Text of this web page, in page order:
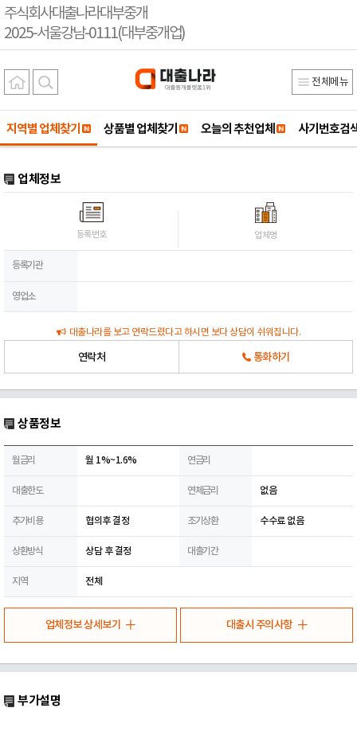
주식회사대출나라대부중개
2025-서울강남-0111(대부중개업)
전체메뉴
지역별 업체찾기 상품별 업체찾기 오늘의 추천업체 사기번호검
업체정보
등록번호 업체명
등록기관
영업소
대출나라를 보고 연락드렸다고 하시면 보다 상담이 쉬워집니다.
연락처 통화하기
상품정보
월금리 월 1%~1.6% 연금리
대출한도 연체금리 없음
추가비용 협의후 결정 조기상환 수수료 없음
상환방식 상담 후 결정 대출기간
지역 전체
업체정보 상세보기 대출시 주의사항
부가설명